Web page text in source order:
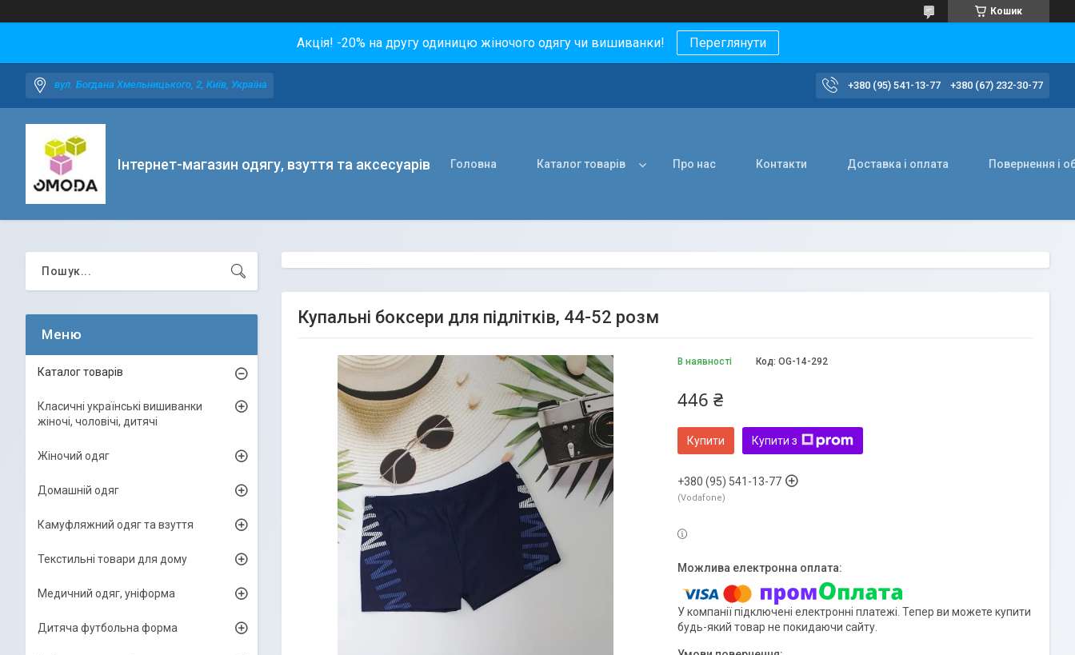
Кошик
Акція! -20% на другу одиницю жіночого одягу чи вишиванки! Переглянути
вул. Богдана Хмельницького, 2, Київ, Україна +380 (95) 541-13-77 +380 (67) 232-30-77
Інтернет-магазин одягу, взуття та аксесуарів Головна Каталог товарів Про нас Контакти Доставка і оплата Повернення і
Купальні боксери для підлітків, 44-52 розм
В наявності Код: OG-14-292
446 ₴
Купити Купити з
+380 (95) 541-13-77
Vodafone
У компанії підключені електронні платежі. Тепер ви можете купити
будь-який товар не покидаючи сайту.
Каталог товарів
Класичні українські вишиванки
жіночі, чоловічі, дитячі
Жіночий одяг
Домашній одяг
Камуфляжний одяг та взуття
Текстильні товари для дому
Медичний одяг, уніформа
Дитяча футбольна форма